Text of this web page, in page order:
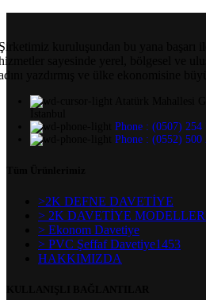
kuruluşundan bu yana başarı
sayesinde yerel, bölgesel ve
yazdırmış ve ülke ekonomisine
Phone : (0507) 254
Phone : (0552) 500
>2K DEFNE DAVETİYE
> 2K DAVETİYE
> Ekonom Davetiye
> PVC Şeffaf Davetiye1453
HAKKIMIZDA